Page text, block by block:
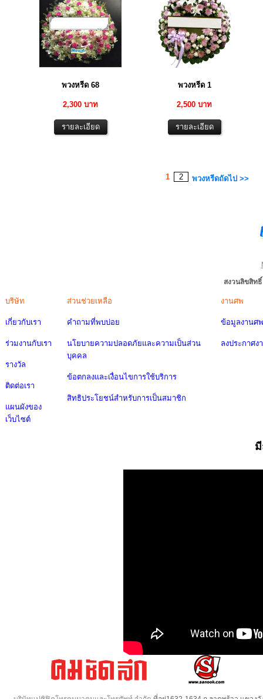
พวงหรีด 68
2,300 บาท
พวงหรีด 1
2,500 บาท
1 2 พวงหรีดถัดไป >>
สงวนลิขสิท
บริษัท
เกี่ยวกับเรา
ร่วมงานกับเรา
รางวัล
ติดต่อเรา
แผนผังของ
เว็บไซต์
ส่วนช่วยเหลือ
คำถามที่พบบ่อย
นโยบายความปลอดภัยและความเป็นส่วน
บุคคล
ข้อตกลงและเงื่อนไขการใช้บริการ
สิทธิประโยชน์สำหรับการเป็นสมาชิก
งานศพ
ข้อมูลงานศพ
ลงประกาศง